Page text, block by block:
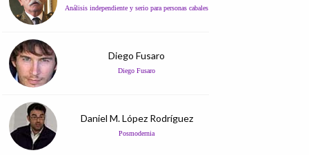
Análisis independiente y serio para personas cabales
Diego Fusaro
Diego Fusaro
Daniel M. López Rodríguez
Posmodernia